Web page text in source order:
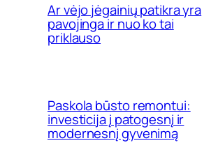
Ar vėjo jėgainių patikra yra
pavojinga ir nuo ko tai
priklauso
Paskola būsto remontui:
investicija į patogesnį ir
modernesnį gyvenimą